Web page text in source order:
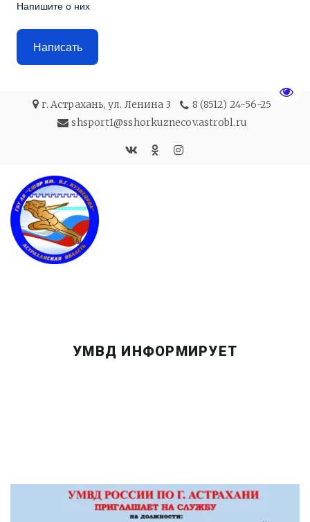
Напишите о них
Написать
г. Астрахань,ул. Ленина 3
8 (8512) 24-56-25
shsport1@sshorkuznecov.astrobl.ru
УМВД ИНФОРМИРУЕТ